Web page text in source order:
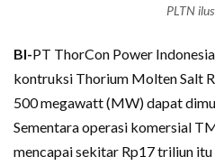
PLTN
BI-PT ThorCon Power
kontruksi Thorium Molten Salt
500 megawatt (MW) dapat
Sementara operasi komersial
mencapai sekitar Rp17 triliun